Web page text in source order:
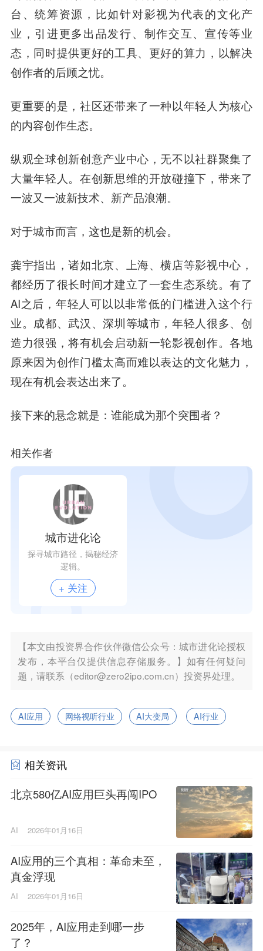
台、统筹资源，比如针对影视为代表的文化产
业，引进更多出品发行、制作交互、宣传等业
态，同时提供更好的工具、更好的算力，以解决
创作者的后顾之忧。
更重要的是，社区还带来了一种以年轻人为核心
的内容创作生态。
纵观全球创新创意产业中心，无不以社群聚集了
大量年轻人。在创新思维的开放碰撞下，带来了
一波又一波新技术、新产品浪潮。
对于城市而言，这也是新的机会。
龚宇指出，诸如北京、上海、横店等影视中心，
都经历了很长时间才建立了一套生态系统。有了
AI之后，年轻人可以以非常低的门槛进入这个行
业。成都、武汉、深圳等城市，年轻人很多、创
造力很强，将有机会启动新一轮影视创作。各地
原来因为创作门槛太高而难以表达的文化魅力，
现在有机会表达出来了。
接下来的悬念就是：谁能成为那个突围者？
相关作者
城市进化论
探寻城市路径，揭秘经济
逻辑。
+ 关注
【本文由投资界合作伙伴微信公众号：城市进化论授权
发布，本平台仅提供信息存储服务。】如有任何疑问
题，请联系（editor@zero2ipo.com.cn）投资界处理。
AI应用 网络视听行业 AI大变局 AI行业
相关资讯
北京580亿AI应用巨头再闯IPO
AI 2026年01月16日
AI应用的三个真相：革命未至，
真金浮现
AI 2026年01月16日
2025年，AI应用走到哪一步
了？